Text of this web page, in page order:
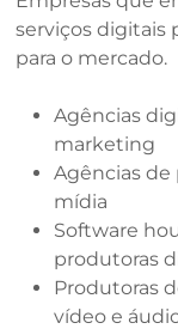
serviços digitais
para o mercado.
Agências
marketing
Agências de
mídia
Software
produtoras
Produtoras
vídeo e